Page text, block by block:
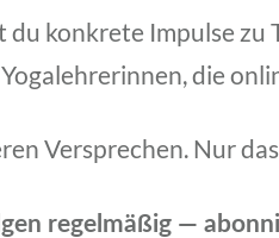
du konkrete Impulse
die
Versprechen. Nur
regelmäßig —